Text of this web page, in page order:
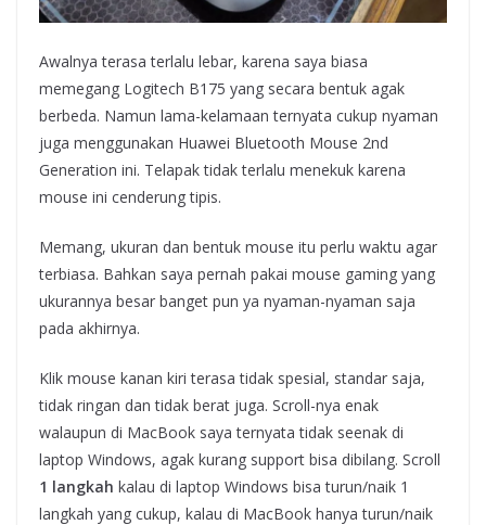
Awalnya terasa terlalu lebar, karena saya biasa
memegang Logitech B175 yang secara bentuk agak
berbeda. Namun lama-kelamaan ternyata cukup nyaman
juga menggunakan Huawei Bluetooth Mouse 2nd
Generation ini. Telapak tidak terlalu menekuk karena
mouse ini cenderung tipis.
Memang, ukuran dan bentuk mouse itu perlu waktu agar
terbiasa. Bahkan saya pernah pakai mouse gaming yang
ukurannya besar banget pun ya nyaman-nyaman saja
pada akhirnya.
Klik mouse kanan kiri terasa tidak spesial, standar saja,
tidak ringan dan tidak berat juga. Scroll-nya enak
walaupun di MacBook saya ternyata tidak seenak di
laptop Windows, agak kurang support bisa dibilang. Scroll
1 langkah kalau di laptop Windows bisa turun/naik 1
langkah yang cukup, kalau di MacBook hanya turun/naik